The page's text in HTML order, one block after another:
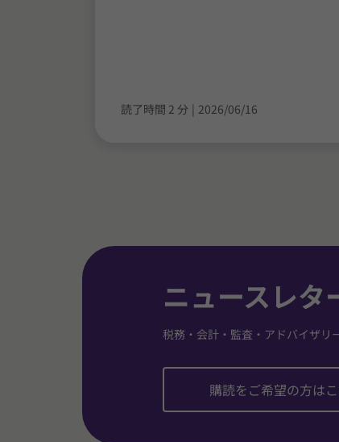
読了時間 2 分 | 2026/06/16
ニュースレタ
税務・会計・監査・アドバイザリ
購読をご希望の方は